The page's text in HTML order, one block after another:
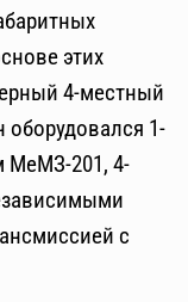
этих
4-местный
оборудовался 1-
МеМЗ-201, 4-
с